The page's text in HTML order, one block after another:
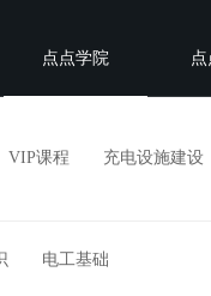
点点学院 点
VIP课程 充电设施建设
电工基础